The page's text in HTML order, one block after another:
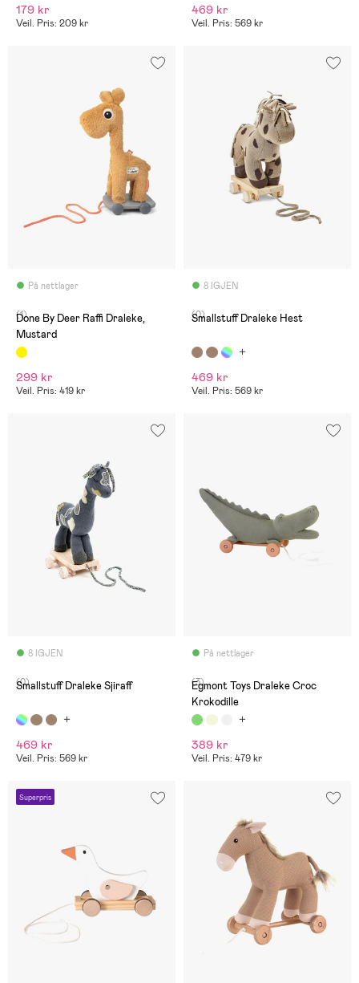
179 kr
Veil. Pris: 209 kr
469 kr
Veil. Pris: 569 kr
På nettlager
(1)
Done By Deer Raffi Draleke,
Mustard
299 kr
Veil. Pris: 419 kr
8 IGJEN
(0)
Smallstuff Draleke Hest
469 kr
Veil. Pris: 569 kr
8 IGJEN
(0)
Smallstuff Draleke Sjiraff
469 kr
Veil. Pris: 569 kr
På nettlager
(3)
Egmont Toys Draleke Croc
Krokodille
389 kr
Veil. Pris: 479 kr
Superpris